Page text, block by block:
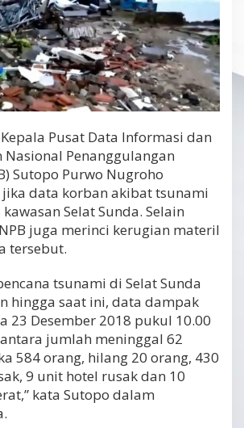
Kepala Pusat Data Informasi dan
Nasional Penanggulangan
Sutopo Purwo Nugroho
jika data korban akibat tsunami
Selat Sunda. Selain
juga merinci kerugian materil
tersebut.
tsunami di Selat Sunda
hingga saat ini, data dampak
23 Desember 2018 pukul 10.00
jumlah meninggal 62
584 orang, hilang 20 orang, 430
9 unit hotel rusak dan 10
kata Sutopo dalam